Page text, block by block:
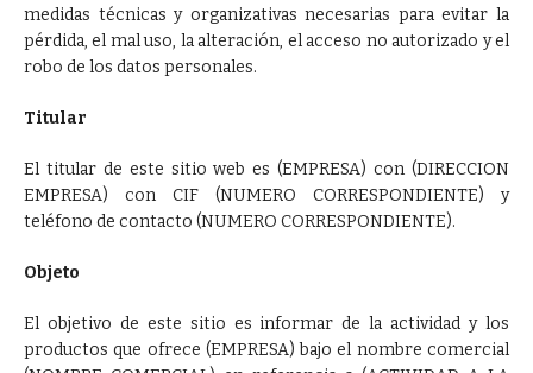
medidas técnicas y organizativas necesarias para evitar la
pérdida, el mal uso, la alteración, el acceso no autorizado y el
robo de los datos personales.
Titular
El titular de este sitio web es (EMPRESA) con (DIRECCION
EMPRESA) con CIF (NUMERO CORRESPONDIENTE) y
teléfono de contacto (NUMERO CORRESPONDIENTE).
Objeto
El objetivo de este sitio es informar de la actividad y los
productos que ofrece (EMPRESA) bajo el nombre comercial